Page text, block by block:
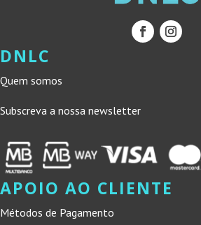
DNLC
Quem somos
Subscreva a nossa newsletter
APOIO AO CLIENTE
Métodos de Pagamento